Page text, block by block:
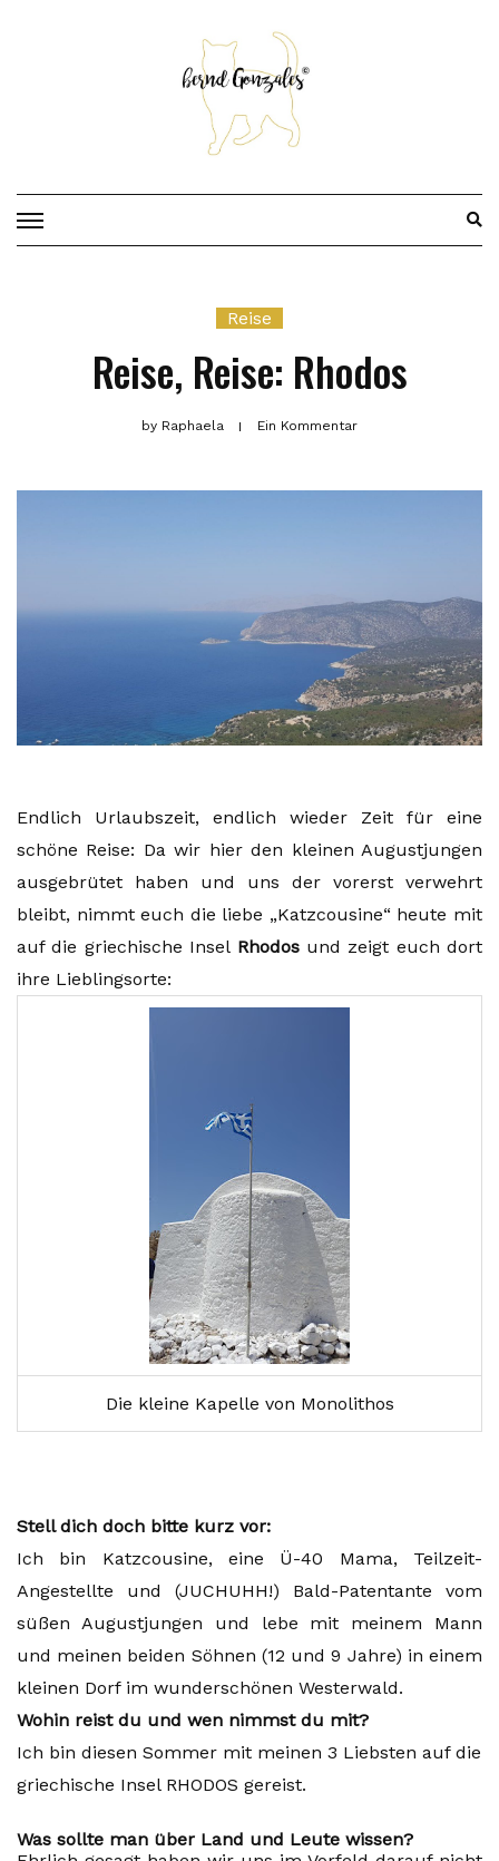
Reise
Reise, Reise: Rhodos
by Raphaela Ein Kommentar
Endlich Urlaubszeit, endlich wieder Zeit für eine
schöne Reise: Da wir hier den kleinen Augustjungen
ausgebrütet haben und uns der vorerst verwehrt
bleibt, nimmt euch die liebe „Katzcousine“ heute mit
auf die griechische Insel Rhodosund zeigt euch dort
ihre Lieblingsorte:
Die kleine Kapelle von Monolithos
Stell dich doch bitte kurz vor:
Ich bin Katzcousine, eine Ü-40 Mama, Teilzeit-
Angestellte und (JUCHUHH!) Bald-Patentante vom
süßen Augustjungen und lebe mit meinem Mann
und meinen beiden Söhnen (12 und 9 Jahre) in einem
kleinen Dorf im wunderschönen Westerwald.
Wohin reist du und wen nimmst du mit?
Ich bin diesen Sommer mit meinen 3 Liebsten auf die
griechische Insel RHODOS gereist.
Was sollte man über Land und Leute wissen?